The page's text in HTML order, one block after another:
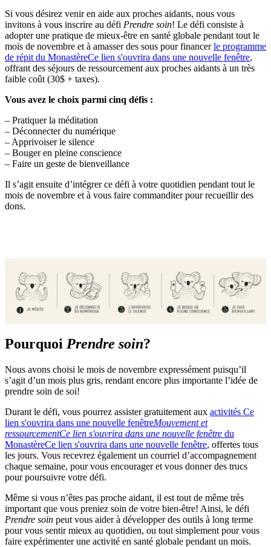
Si vous désirez venir en aide aux proches aidants, nous vous
invitons à vous inscrire au défi Prendre soin! Le défi consiste à
adopter une pratique de mieux-être en santé globale pendant tout le
mois de novembre et à amasser des sous pour financerle programme
de répit du MonastèreCe lien s'ouvrira dans une nouvelle fenêtre,
offrant des séjours de ressourcement aux proches aidants à un très
faible coût (30$ + taxes).
Vous avez le choix parmi cinq défis :
– Pratiquer la méditation
– Déconnecter du numérique
– Apprivoiser le silence
– Bouger en pleine conscience
– Faire un geste de bienveillance
Il s’agit ensuite d’intégrer ce défi à votre quotidien pendant tout le
mois de novembre et à vous faire commanditer pour recueillir des
dons.
Pourquoi Prendre soin?
Nous avons choisi le mois de novembre expressément puisqu’il
s’agit d’un mois plus gris, rendant encore plus importante l’idée de
prendre soin de soi!
Durant le défi, vous pourrez assister gratuitement aux activités Ce
lien s'ouvrira dans une nouvelle fenêtreMouvement et
ressourcementCe lien s'ouvrira dans une nouvelle fenêtre du
MonastèreCe lien s'ouvrira dans une nouvelle fenêtre, offertes tous
les jours. Vous recevrez également un courriel d’accompagnement
chaque semaine, pour vous encourager et vous donner des trucs
pour poursuivre votre défi.
Même si vous n’êtes pas proche aidant, il est tout de même très
important que vous preniez soin de votre bien-être! Ainsi, le défi
Prendre soin peut vous aider à développer des outils à long terme
pour vous sentir mieux au quotidien, ou tout simplement pour vous
faire expérimenter une activité en santé globale pendant un mois.